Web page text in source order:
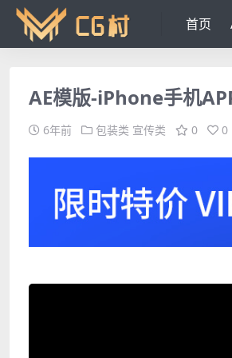
首页
AE模版-iPhone手机
6年前 包装类 宣传类 0 0